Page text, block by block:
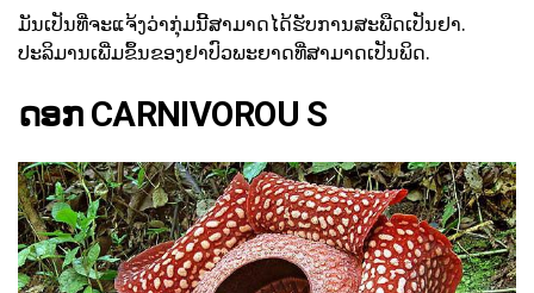
ມັນເປັນທີ່ຈະແຈ້ງວ່າກຸ່ມນີ້ສາມາດໄດ້ຮັບການສະພືດເປັນຢາ.
ປະລິມານເພີ່ມຂຶ້ນຂອງຢາປົວພະຍາດທີ່ສາມາດເປັນພິດ.
ດອກ CARNIVOROU S